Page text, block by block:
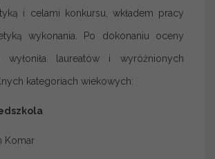
i celami konkursu, wkładem pracy
wykonania. Po dokonaniu oceny
wyłoniła laureatów i wyróżnionych
kategoriach wiekowych:
Komar